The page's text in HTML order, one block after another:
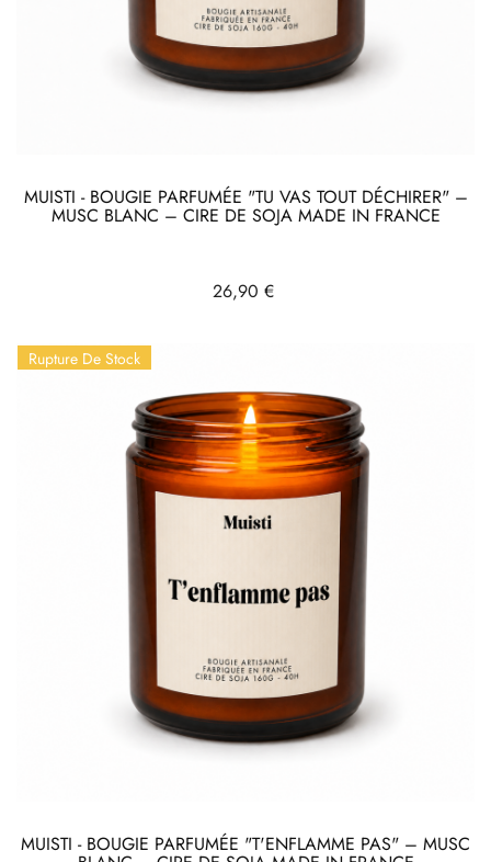
MUISTI - BOUGIE PARFUMÉE "TU VAS TOUT DÉCHIRER" –
MUSC BLANC – CIRE DE SOJA MADE IN FRANCE
Prix
26,90 €
Rupture De Stock
MUISTI - BOUGIE PARFUMÉE "T'ENFLAMME PAS" – MUSC